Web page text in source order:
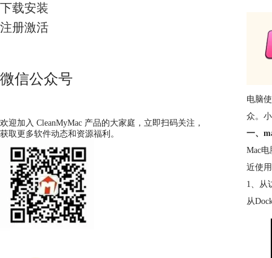
下载安装
注册激活
微信公众号
欢迎加入 CleanMyMac 产品的大家庭，立即扫码关注，
获取更多软件动态和资源福利。
电脑
众。
一、
Mac
近使
1、从
从